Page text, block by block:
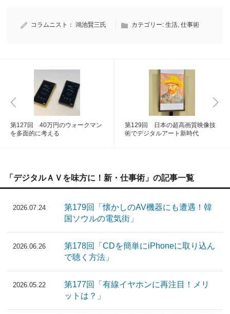
コラムニスト： 鴻池賢三氏 カテゴリー: 生活 仕事術
第127回 40万円のウォークマン
を多面的に考える
第129回 日本の超高画質映像技
術でデジタルアート新時代
「デジタルＡＶを味方に！新・仕事術」の記事一覧
2026.07.24
第179回「懐かしのAV機器にも遭遇！韓
国ソウルの電気街」
2026.06.26
第178回「CDを簡単にiPhoneに取り込ん
で聴く方法」
2026.05.22
第177回「有線イヤホンに再注目！メリ
ットは？」